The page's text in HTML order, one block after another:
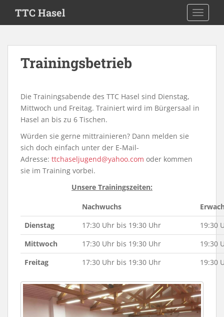
i
TTC Hasel
Trainingsbetrieb
Die Trainingsabende des TTC Hasel sind Dienstag,
Mittwoch und Freitag. Trainiert wird im Bürgersaal in
Hasel an bis zu 6 Tischen.
Würden sie gerne mittrainieren? Dann melden sie
sich doch einfach unter der E-Mail-
Adresse: ttchaseljugend@yahoo.com oder kommen
sie im Training vorbei.
Unsere Trainingszeiten:
Nachwuchs
Dienstag
17:30 Uhr bis 19:30 Uhr
19:30
Mittwoch
17:30 Uhr bis 19:30 Uhr
19:30
Freitag
17:30 Uhr bis 19:30 Uhr 19:30